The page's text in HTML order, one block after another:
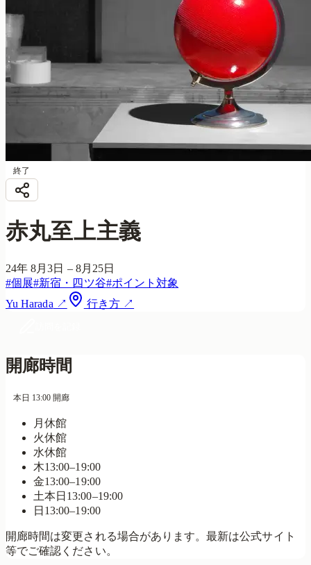
終了
赤丸至上主義
24年 8月3日 – 8月25日
#個展#新宿・四ツ谷#ポイント対象
Yu Harada ↗ 行き方 ↗
開廊時間
本日 13:00 開廊
月休館
火休館
水休館
木13:00–19:00
金13:00–19:00
土本日 13:00–19:00
日 13:00–19:00
開廊時間は変更される場合があります。最新は公式サイト
等でご確認ください。